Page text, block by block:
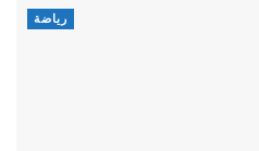
رياضة